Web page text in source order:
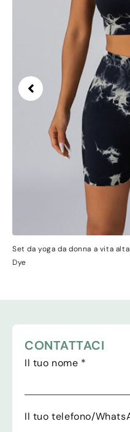
Set da yoga da donna a vita
Dye
CONTATTACI
Il tuo nome *
Il tuo telefono/